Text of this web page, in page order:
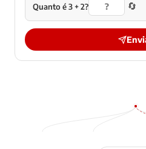
Quanto é 3 + 2? 🔄